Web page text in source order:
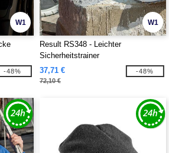
W1
-48%
W1
Result RS348 - Leichter
Sicherheitstrainer
37,71 €
72,10 €
-48%